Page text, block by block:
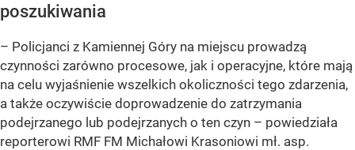
poszukiwania
– Policjanci z Kamiennej Góry na miejscu prowadzą
czynności zarówno procesowe, jak i operacyjne, które mają
na celu wyjaśnienie wszelkich okoliczności tego zdarzenia,
a także oczywiście doprowadzenie do zatrzymania
podejrzanego lub podejrzanych o ten czyn – powiedziała
reporterowi RMF FM Michałowi Krasoniowi mł. asp.